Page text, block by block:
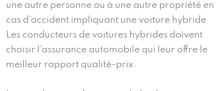
une autre personne ou à une autre propriété en
cas d’accident impliquant une voiture hybride.
Les conducteurs de voitures hybrides doivent
choisir l’assurance automobile qui leur offre le
meilleur rapport qualité-prix.